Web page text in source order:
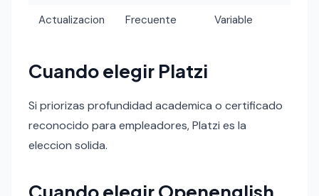
Actualizacion Frecuente Variable
Cuando elegir Platzi
Si priorizas profundidad academica o certificado
reconocido para empleadores, Platzi es la
eleccion solida.